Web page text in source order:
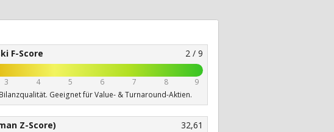
F-Score 2 / 9
3 4 5 6 7 8
9
Geeignet für Value- & Turnaround-Aktien.
Z-Score) 32,61